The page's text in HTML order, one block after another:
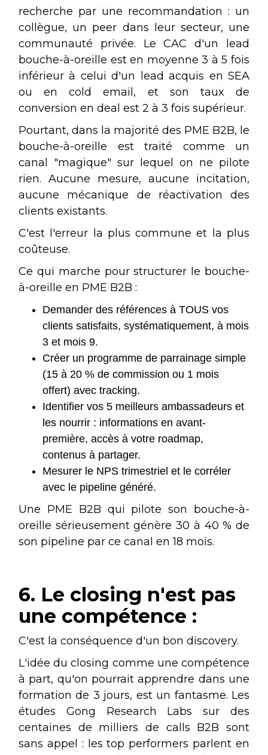
recherche par une recommandation : un
collègue, un peer dans leur secteur, une
communauté privée. Le CAC d'un lead
bouche-à-oreille est en moyenne 3 à 5 fois
inférieur à celui d'un lead acquis en SEA
ou en cold email, et son taux de
conversion en deal est 2 à 3 fois supérieur.
Pourtant, dans la majorité des PME B2B, le
bouche-à-oreille est traité comme un
canal "magique" sur lequel on ne pilote
rien. Aucune mesure, aucune incitation,
aucune mécanique de réactivation des
clients existants.
C'est l'erreur la plus commune et la plus
coûteuse.
Ce qui marche pour structurer le bouche-
à-oreille en PME B2B :
Demander des références à TOUS vos
clients satisfaits, systématiquement, à mois
3 et mois 9.
Créer un programme de parrainage simple
(15 à 20 % de commission ou 1 mois
offert) avec tracking.
Identifier vos 5 meilleurs ambassadeurs et
les nourrir : informations en avant-
première, accès à votre roadmap,
contenus à partager.
Mesurer le NPS trimestriel et le corréler
avec le pipeline généré.
Une PME B2B qui pilote son bouche-à-
oreille sérieusement génère 30 à 40 % de
son pipeline par ce canal en 18 mois.
6. Le closing n'est pas
une compétence :
C'est la conséquence d'un bon discovery.
L'idée du closing comme une compétence
à part, qu'on pourrait apprendre dans une
formation de 3 jours, est un fantasme. Les
études Gong Research Labs sur des
centaines de milliers de calls B2B sont
sans appel : les top performers parlent en